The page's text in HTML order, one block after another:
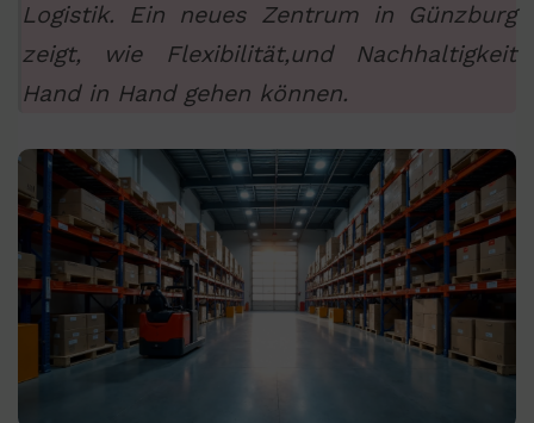
Logistik. Ein neues Zentrum in Günzburg
zeigt, wie Flexibilität,und Nachhaltigkeit
Hand in Hand gehen können.